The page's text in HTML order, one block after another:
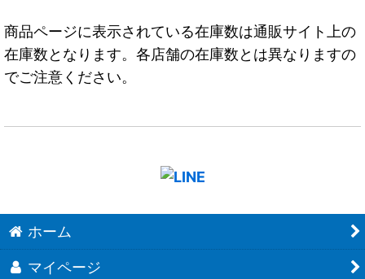
商品ページに表示されている在庫数は通販サイト上の
在庫数となります。各店舗の在庫数とは異なりますの
でご注意ください。
ホーム
マイページ